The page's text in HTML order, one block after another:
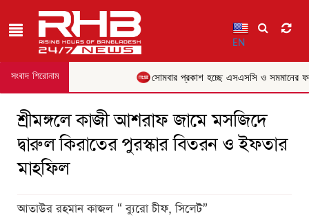
EN
সংবাদ শিরোনাম সোমবার প্রকাশ হচ্ছে এসএসসি ও সমমানের ফল
শ্রীমঙ্গলে কাজী আশরাফ জামে মসজিদে
দ্বারুল কিরাতের পুরস্কার বিতরন ও ইফতার
মাহফিল
আতাউর রহমান কাজল “ ব্যুরো চীফ, সিলেট”